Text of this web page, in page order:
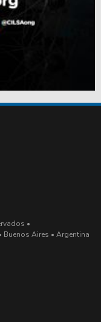
•
Buenos Aires • Argentina